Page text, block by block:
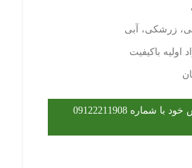
زرشکی، آبی
اولیه باکیفیت
جهت ثبت سفارش خود با شماره 09122211908